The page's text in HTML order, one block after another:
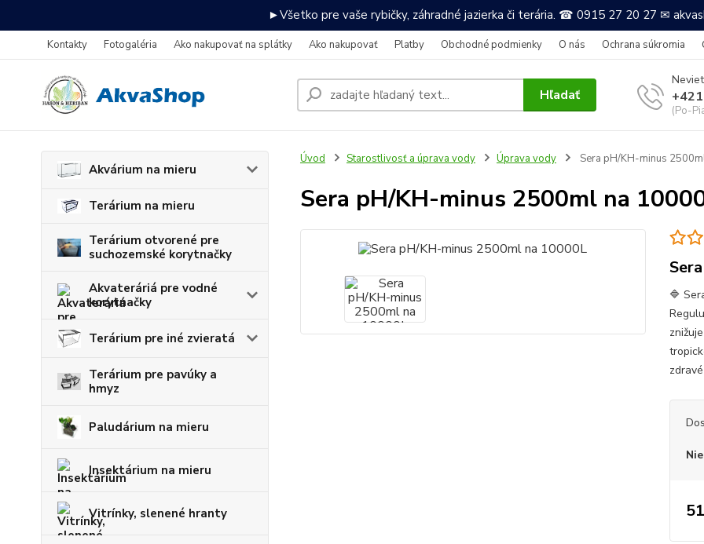
►Všetko pre vaše rybičky, záhradné jazierka či terária. ☎ 0915 27 20 27 ✉
Kontakty Fotogaléria Ako nakupovať na splátky Ako nakupovať Platby Obchodné podmienky O nás Ochrana súkromia
Hľadať
(Po-
Akvárium na mieru
Terárium na mieru
Terárium otvorené pre
suchozemské korytnačky
Akvateráriá pre vodné
korytnačky
Terárium pre iné zvieratá
Terárium pre pavúky a
hmyz
Paludárium na mieru
Insektárium na mieru
Vitrínky, slenené hranty
Úvod Starostlivosť a úprava vody Úprava vody Sera pH/KH-minus
Sera pH/KH-minus 2500ml na
🔷